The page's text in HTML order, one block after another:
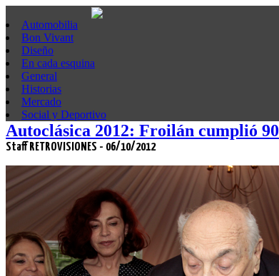
Automobilia
Bon Vivant
Diseño
En cada esquina
General
Historias
Mercado
Social y Deportivo
Autoclásica 2012: Froilán cumplió 90
Staff RETROVISIONES - 06/10/2012